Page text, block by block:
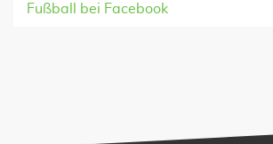
Fußball bei Facebook